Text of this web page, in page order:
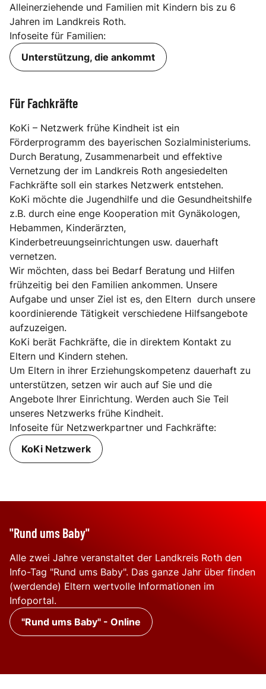
Alleinerziehende und Familien mit Kindern bis zu 6
Jahren im Landkreis Roth.
Infoseite für Familien:
Unterstützung, die ankommt
Für Fachkräfte
KoKi – Netzwerk frühe Kindheit ist ein
Förderprogramm des bayerischen Sozialministeriums.
Durch Beratung, Zusammenarbeit und effektive
Vernetzung der im Landkreis Roth angesiedelten
Fachkräfte soll ein starkes Netzwerk entstehen.
KoKi möchte die Jugendhilfe und die Gesundheitshilfe
z.B. durch eine enge Kooperation mit Gynäkologen,
Hebammen, Kinderärzten,
Kinderbetreuungseinrichtungen usw. dauerhaft
vernetzen.
Wir möchten, dass bei Bedarf Beratung und Hilfen
frühzeitig bei den Familien ankommen. Unsere
Aufgabe und unser Ziel ist es, den Eltern durch unsere
koordinierende Tätigkeit verschiedene Hilfsangebote
aufzuzeigen.
KoKi berät Fachkräfte, die in direktem Kontakt zu
Eltern und Kindern stehen.
Um Eltern in ihrer Erziehungskompetenz dauerhaft zu
unterstützen, setzen wir auch auf Sie und die
Angebote Ihrer Einrichtung. Werden auch Sie Teil
unseres Netzwerks frühe Kindheit.
Infoseite für Netzwerkpartner und Fachkräfte:
KoKi Netzwerk
"Rund ums Baby"
Alle zwei Jahre veranstaltet der Landkreis Roth den
Info-Tag "Rund ums Baby". Das ganze Jahr über finden
(werdende) Eltern wertvolle Informationen im
Infoportal.
"Rund ums Baby" - Online